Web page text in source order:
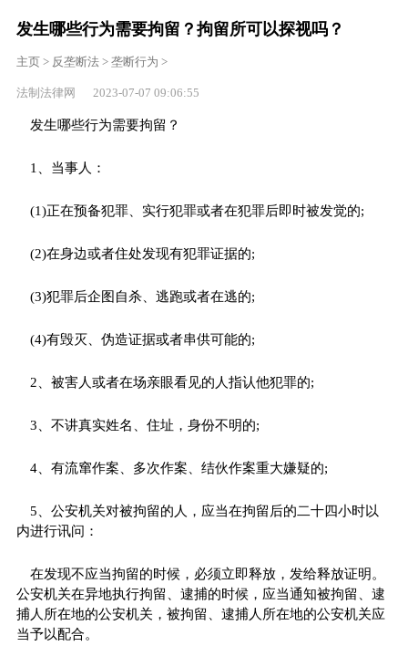
发生哪些行为需要拘留？拘留所可以探视吗？
主页> 反垄断法> 垄断行为 >
法制法律网 2023-07-07 09:06:55
发生哪些行为需要拘留？
1、当事人：
(1)正在预备犯罪、实行犯罪或者在犯罪后即时被发觉的;
(2)在身边或者住处发现有犯罪证据的;
(3)犯罪后企图自杀、逃跑或者在逃的;
(4)有毁灭、伪造证据或者串供可能的;
2、被害人或者在场亲眼看见的人指认他犯罪的;
3、不讲真实姓名、住址，身份不明的;
4、有流窜作案、多次作案、结伙作案重大嫌疑的;
5、公安机关对被拘留的人，应当在拘留后的二十四小时以
内进行讯问：
在发现不应当拘留的时候，必须立即释放，发给释放证明。
公安机关在异地执行拘留、逮捕的时候，应当通知被拘留、逮
捕人所在地的公安机关，被拘留、逮捕人所在地的公安机关应
当予以配合。